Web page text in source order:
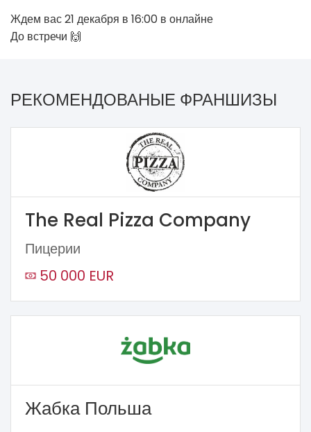
Ждем вас 21 декабря в 16:00 в онлайне
До встречи 🙌
РЕКОМЕНДОВАНЫЕ ФРАНШИЗЫ
The Real Pizza Company
Пицерии
50 000 EUR
Жабка Польша